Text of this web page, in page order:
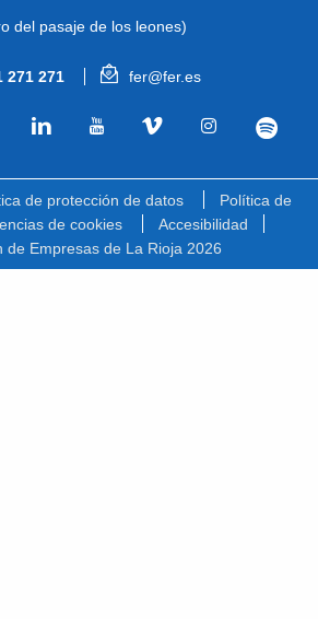
del pasaje de los leones)
271 271 fer@fer.es
de protección de datos
Política de
de cookies
Accesibilidad
de Empresas de La Rioja 2026